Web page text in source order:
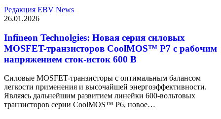
Редакция EBV News
26.01.2026
Infineon Technolgies: Новая серия силовых
MOSFET-транзисторов CoolMOS™ P7 с рабочим
напряжением сток-исток 600 В
Силовые MOSFET-транзисторы с оптимальным балансом
легкости применения и высочайшей энергоэффективности.
Являясь дальнейшим развитием линейки 600-вольтовых
транзисторов серии CoolMOS™ P6, новое…